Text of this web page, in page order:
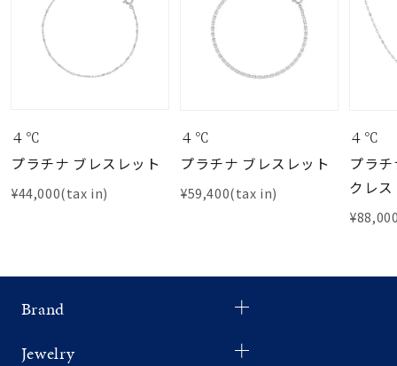
４℃
プラチナ ブレスレット
¥44,000(tax in)
４℃
プラチナ ブレスレット
¥59,400(tax in)
４℃
プラ
クレス
Brand
Jewelry